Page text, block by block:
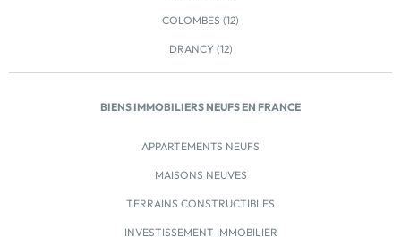
COLOMBES (12)
DRANCY (12)
BIENS IMMOBILIERS NEUFS EN FRANCE
APPARTEMENTS NEUFS
MAISONS NEUVES
TERRAINS CONSTRUCTIBLES
INVESTISSEMENT IMMOBILIER